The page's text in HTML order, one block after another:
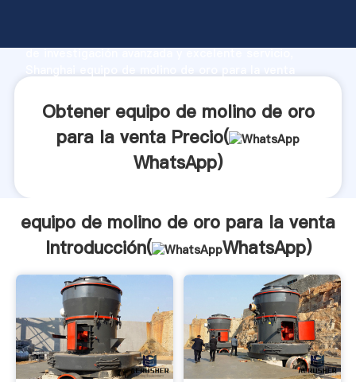
de investigación avanzada y excelente servicio,
clientes.
Obtener equipo de molino de oro
para la venta Precio(
WhatsApp)
equipo de molino de oro para la venta
Introducción(
WhatsApp)